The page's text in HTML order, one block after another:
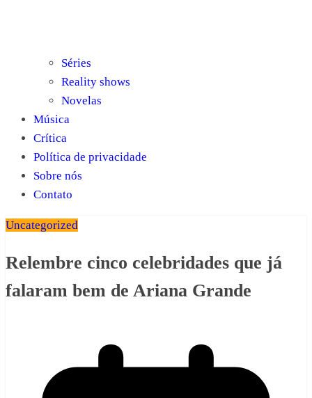
Séries
Reality shows
Novelas
Música
Crítica
Política de privacidade
Sobre nós
Contato
Uncategorized
Relembre cinco celebridades que já
falaram bem de Ariana Grande